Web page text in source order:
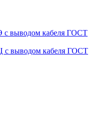
выводом кабеля ГОСТ
выводом кабеля ГОСТ